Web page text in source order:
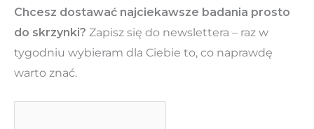
Chcesz dostawać najciekawsze badania prosto
do skrzynki? Zapisz się do newslettera – raz w
tygodniu wybieram dla Ciebie to, co naprawdę
warto znać.